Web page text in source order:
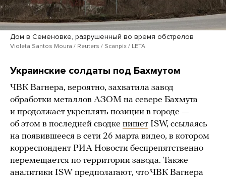
Дом в Семеновке, разрушенный во время обстрелов
Violeta Santos Moura / Reuters / Scanpix / LETA
Украинские солдаты под Бахмутом
ЧВК Вагнера, вероятно, захватила завод
обработки металлов АЗОМ на севере Бахмута
и продолжает укреплять позиции в городе —
об этом в последней сводке пишет ISW, ссылаясь
на появившееся в сети 26 марта видео, в котором
корреспондент РИА Новости беспрепятственно
перемещается по территории завода. Также
аналитики ISW предполагают, что ЧВК Вагнера